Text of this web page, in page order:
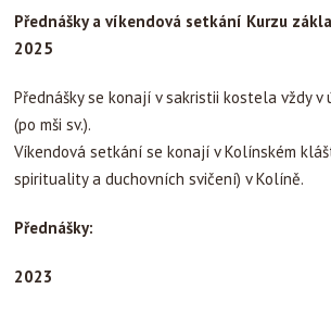
Přednášky a víkendová setkání Kurzu
2025
Přednášky se konají v sakristii kostela vždy v
(po mši sv.).
Víkendová setkání se konají v Kolínském
spirituality a duchovních svičení) v Kolíně.
Přednášky:
2023